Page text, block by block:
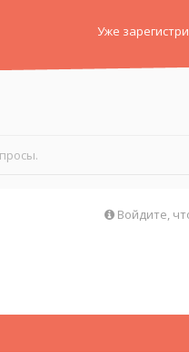
Уже
Войдите,